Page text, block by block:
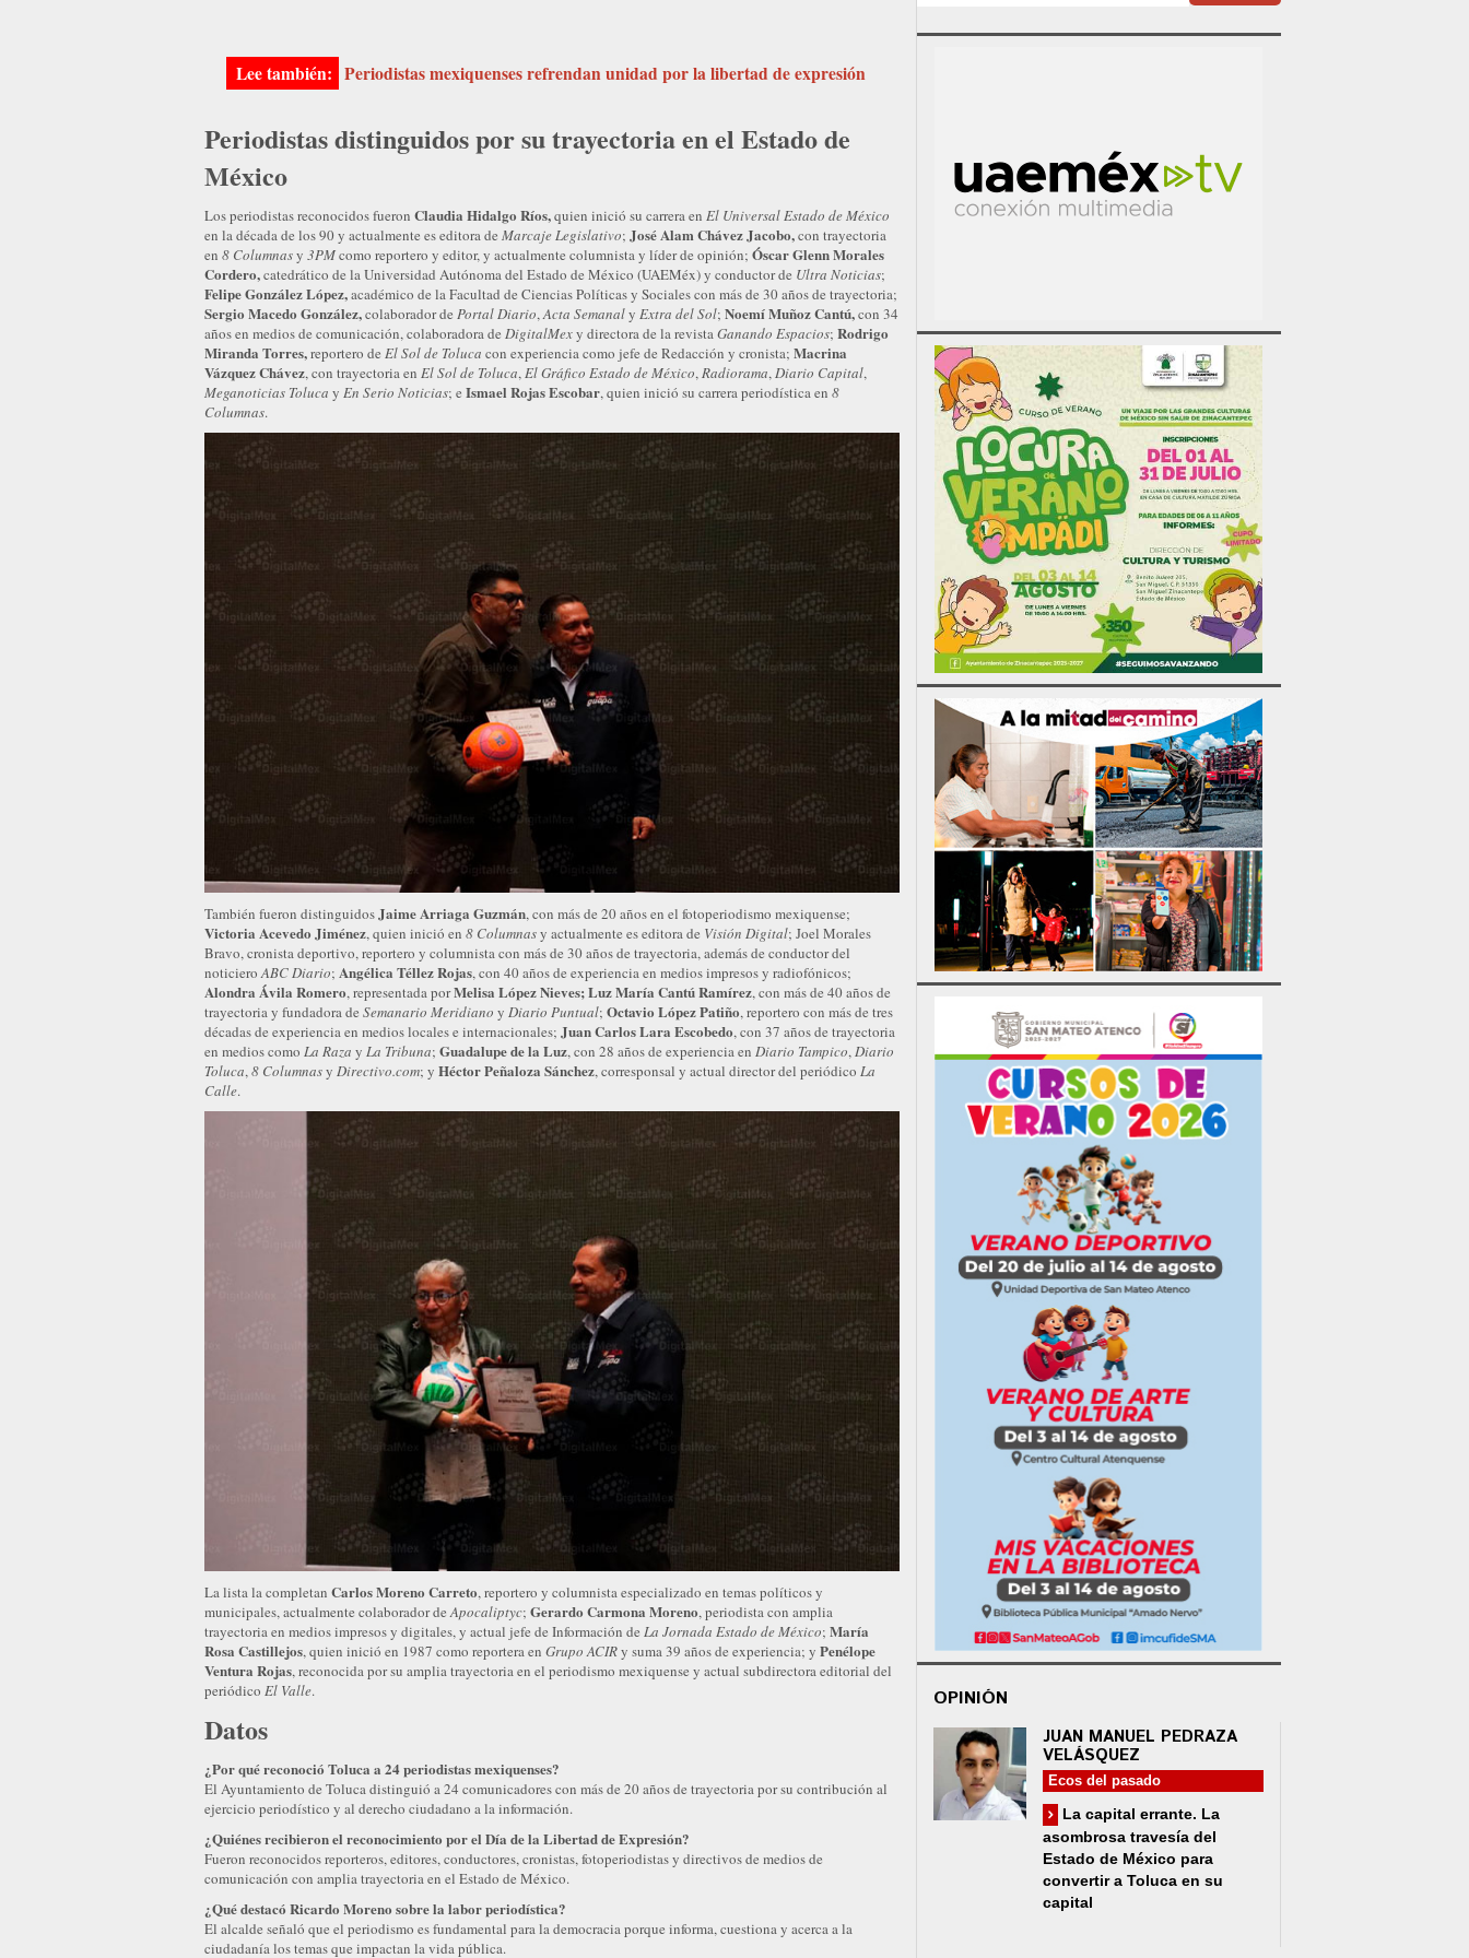
Periodistas mexiquenses refrendan unidad por la libertad de expresión
Periodistas distinguidos por su trayectoria en el Estado de
México
Los periodistas reconocidos fueron Claudia Hidalgo Ríos,quien inició su carrera en El Universal Estado de México
en la década de los 90 y actualmente es editora de Marcaje Legislativo; José Alam Chávez Jacobo,con trayectoria
en 8 Columnasy 3PMcomo reportero y editor, y actualmente columnista y líder de opinión; Óscar Glenn Morales
Cordero,catedrático de la Universidad Autónoma del Estado de México (UAEMéx) y conductor de Ultra Noticias;
Felipe González López,académico de la Facultad de Ciencias Políticas y Sociales con más de 30 años de trayectoria;
Sergio Macedo González,colaborador de Portal Diario,Acta Semanaly Extra del Sol; Noemí Muñoz Cantú,con 34
años en medios de comunicación, colaboradora de DigitalMexy directora de la revistaGanando Espacios; Rodrigo
Miranda Torres,reportero de El Sol de Toluca con experiencia como jefe de Redacción y cronista; Macrina
Vázquez Chávez, con trayectoria en El Sol de Toluca,El Gráfico Estado de México,Radiorama,Diario Capital,
Meganoticias Toluca y En Serio Noticias; e Ismael Rojas Escobar, quien inició su carrera periodística en 8
Columnas.
También fueron distinguidosJaime Arriaga Guzmán, con más de 20 años en el fotoperiodismo mexiquense;
Victoria Acevedo Jiménez, quien inició en 8 Columnasy actualmente es editora de Visión Digital; Joel Morales
Bravo, cronista deportivo, reportero y columnista con más de 30 años de trayectoria, además de conductor del
noticieroABC Diario; Angélica Téllez Rojas, con 40 años de experiencia en medios impresos y radiofónicos;
Alondra Ávila Romero, representada porMelisa López Nieves; Luz María Cantú Ramírez, con más de 40 años de
trayectoria y fundadora de Semanario Meridiano y Diario Puntual; Octavio López Patiño, reportero con más de tres
décadas de experiencia en medios locales e internacionales; Juan Carlos Lara Escobedo, con 37 años de trayectoria
en medios como La Raza y La Tribuna; Guadalupe de la Luz, con 28 años de experiencia en Diario Tampico,Diario
Toluca,8 Columnasy Directivo.com; y Héctor Peñaloza Sánchez, corresponsal y actual director del periódico La
Calle.
La lista la completan Carlos Moreno Carreto, reportero y columnista especializado en temas políticos y
municipales, actualmente colaborador deApocaliptyc; Gerardo Carmona Moreno, periodista con amplia
trayectoria en medios impresos y digitales, y actual jefe de Información de La Jornada Estado de México; María
Rosa Castillejos, quien inició en 1987 como reportera en Grupo ACIRy suma 39 años de experiencia; y Penélope
Ventura Rojas, reconocida por su amplia trayectoria en el periodismo mexiquense y actual subdirectora editorial del
periódico El Valle.
Datos
¿Por qué reconoció Toluca a 24 periodistas mexiquenses?
El Ayuntamiento de Toluca distinguió a 24 comunicadores con más de 20 años de trayectoria por su contribución al
ejercicio periodístico y al derecho ciudadano a la información.
¿Quiénes recibieron el reconocimiento por el Día de la Libertad de Expresión?
Fueron reconocidos reporteros, editores, conductores, cronistas, fotoperiodistas y directivos de medios de
comunicación con amplia trayectoria en el Estado de México.
¿Qué destacó Ricardo Moreno sobre la labor periodística?
El alcalde señaló que el periodismo es fundamental para la democracia porque informa, cuestiona y acerca a la
ciudadanía los temas que impactan la vida pública.
OPINIÓN
JUAN MANUEL PEDRAZA
VELÁSQUEZ
Ecos del pasado
La capital errante. La
asombrosa travesía del
Estado de México para
convertir a Toluca en su
capital